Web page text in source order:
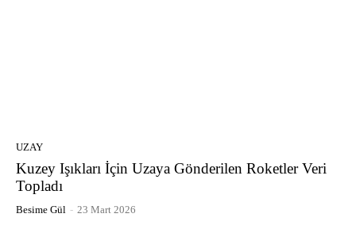
UZAY
Kuzey Işıkları İçin Uzaya Gönderilen Roketler Veri
Topladı
Besime Gül - 23 Mart 2026